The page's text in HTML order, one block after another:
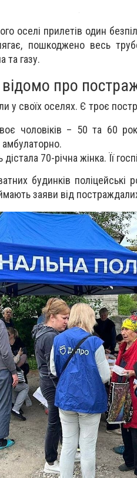
оселі прилетів один
пошкоджено весь
та газу.
про
у своїх оселях. Є троє
чоловіків – 50 та 60
амбулаторно.
70-річна жінка. Її
будинків поліцейські
заяви від